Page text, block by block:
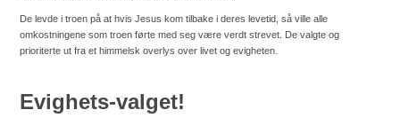
De levde i troen på at hvis Jesus kom tilbake i deres levetid, så ville alle
omkostningene som troen førte med seg være verdt strevet. De valgte og
prioriterte ut fra et himmelsk overlys over livet og evigheten.
Evighets-valget!